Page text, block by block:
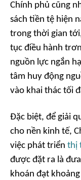
Chính phủ cũng
sách tiền tệ hiện
trong thời gian
tục điều hành
nguồn lực ngắn
tâm huy động
vào khai thác tối
Đặc biệt, để giải
cho nền kinh tế,
việc phát triển thị
được đặt ra là
khoán đạt